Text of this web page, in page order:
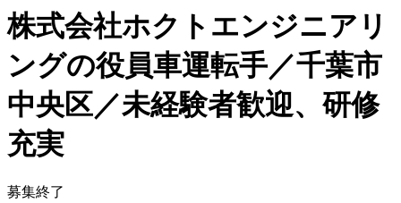
株式会社ホクトエンジニアリ
ングの役員車運転手／千葉市
中央区／未経験者歓迎、研修
充実
募集終了